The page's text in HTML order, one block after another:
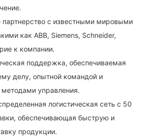
партнерство с известными мировыми
как ABB, Siemens, Schneider,
к компании.
поддержка, обеспечиваемая
делу, опытной командой и
управления.
логистическая сеть с 50
обеспечивающая быструю и
продукции.